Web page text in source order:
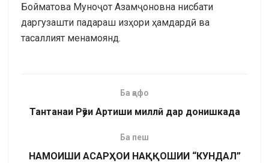
Бойматова Муноҷот Азамҷоновна нисбати
даргузашти падараш изҳори ҳамдардӣ ва
тасаллият менамоянд.
Ба қафо
Тантанаи Рӯзи Артиши миллӣ дар донишкада
Ба пеш
НАМОИШИ АСАРҲОИ НАҚҚОШИИ “КУНДАЛ”